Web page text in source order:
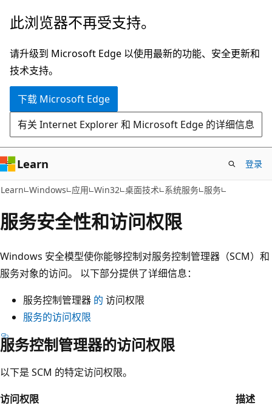
跳
主
要
内
此浏览器不再受支持。
请升级到 Microsoft Edge 以使用最新的功能、安全更新和
技术支持。
下载 Microsoft Edge
有关 Internet Explorer 和 Microsoft Edge 的详细信息
Learn 登录
Learn Windows 应用 Win32 桌面技术 系统服务 服务
服务安全性和访问权限
Windows 安全模型使你能够控制对服务控制管理器（SCM）和
服务对象的访问。 以下部分提供了详细信息：
服务控制管理器 的 访问权限
服务的访问权限
服务控制管理器的访问权限
以下是 SCM 的特定访问权限。
访问权限
描述